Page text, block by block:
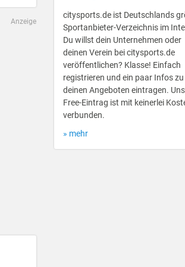
Anzeige
citysports.de ist Deutschlands
Sportanbieter-Verzeichnis im
Du willst dein Unternehmen oder
deinen Verein bei citysports.de
veröffentlichen? Klasse! Einfach
registrieren und ein paar Infos zu
deinen Angeboten eintragen.
Free-Eintrag ist mit keinerlei
verbunden.
» mehr